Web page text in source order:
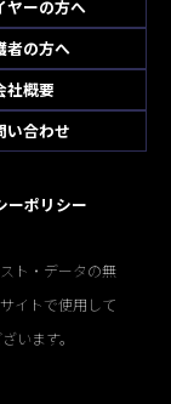
ヤーの方へ
者の方へ
社概要
い合わせ
ーポリシー
ト・データの無
イトで使用して
います。